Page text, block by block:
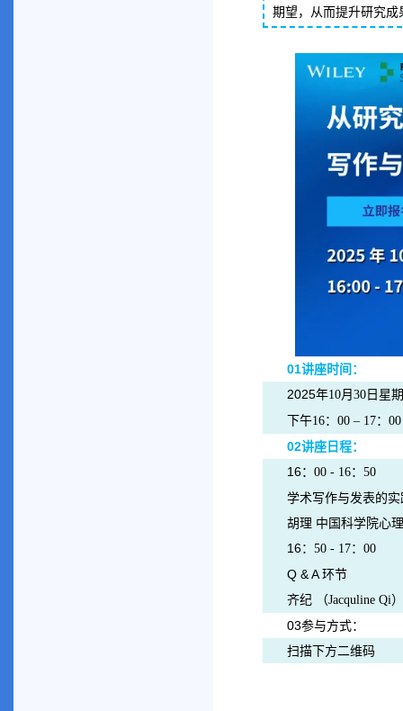
期望，从而提升研究
01讲座时间：
2025年10月30 日星
下午16：00 – 17：00
02讲座日程：
16：00 - 16：50
学术写作与发表的
胡理 中国科学院心
16：50 - 17：00
Q & A环节
齐纪 （Jacquline Qi
03参与方式：
扫描下方二维码